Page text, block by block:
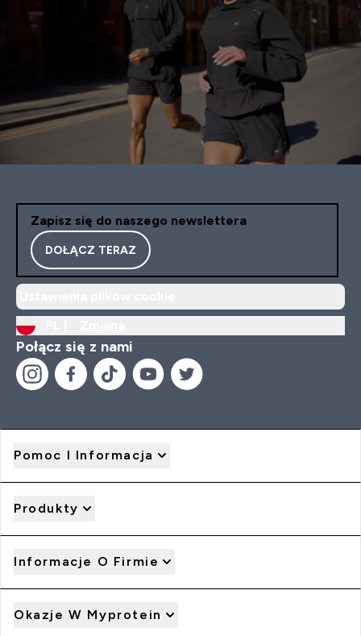
Zapisz się do naszego newslettera
DOŁĄCZ TERAZ
Połącz się z nami
Pomoc I Informacja
Produkty
Informacje O Firmie
Okazje W Myprotein